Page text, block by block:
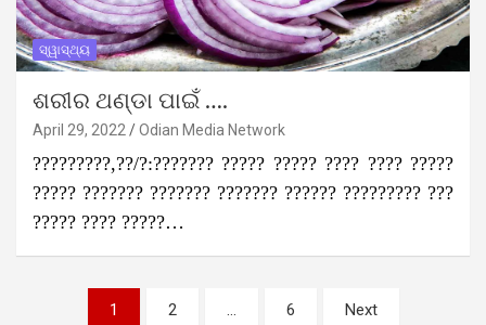
ସ୍ୱାସ୍ଥ୍ୟ
ଶରୀର ଥଣ୍ଡା ପାଇଁ ….
April 29, 2022 Odian Media Network
?????????,??/?:??????? ????? ????? ???? ???? ?????
????? ??????? ??????? ??????? ?????? ????????? ???
????? ???? ?????…
1 2 … 6 Next